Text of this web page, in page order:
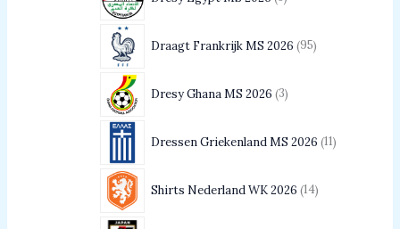
Draagt Frankrijk MS 2026 95
Dresy Ghana MS 2026 3
Dressen Griekenland MS 2026 11
Shirts Nederland WK 2026 14